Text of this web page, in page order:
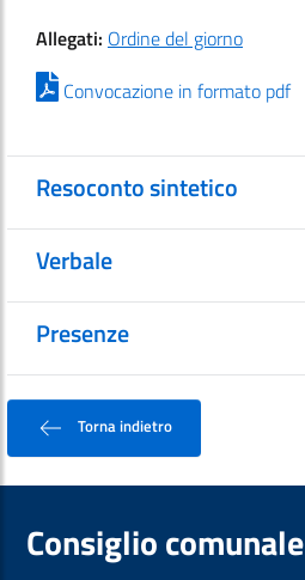
Allegati: Ordine del giorno
Convocazione in formato pdf
Resoconto sintetico
Verbale
Presenze
Torna indietro
Consiglio comunale